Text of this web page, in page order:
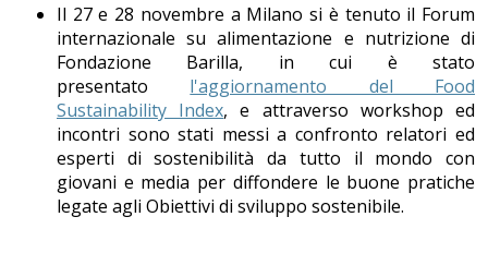
Il 27 e 28 novembre a Milano si è tenuto il Forum
internazionale su alimentazione e nutrizione di
Fondazione Barilla, in cui è stato
presentato l'aggiornamento del Food
Sustainability Index, e attraverso workshop ed
incontri sono stati messi a confronto relatori ed
esperti di sostenibilità da tutto il mondo con
giovani e media per diffondere le buone pratiche
legate agli Obiettivi di sviluppo sostenibile.